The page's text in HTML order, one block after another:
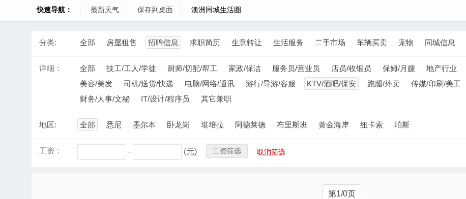
快速导航： 最新天气 保存到桌面 澳洲同城生活圈
分类: 全部 房屋租售 招聘信息 求职简历 生意转让 生活服务 二手市场 车辆买卖 宠物 同城信息
详细： 全部 技工/工人/学徒 厨师/切配/帮工 家政/保洁 服务员/营业员 店员/收银员 保姆/月嫂 地产行业
美容/美发
司机/送货/快递 电脑/网络/通讯 游行/导游/客服 KTV/酒吧/保安 跑腿/外卖 传媒/印刷/美工
财务/人事/文秘
IT/设计/程序员 其它兼职
地区: 全部 悉尼 墨尔本 卧龙岗 堪培拉 阿德莱德 布里斯班 黄金海岸 纽卡索 珀斯
工资： - (元) 工资筛选 取消筛选
第1/0页